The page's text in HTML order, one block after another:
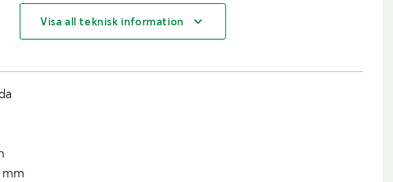
Visa all teknisk information
mm